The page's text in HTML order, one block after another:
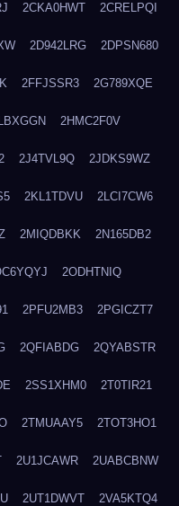
2CKA0HWT 2CRELPQI
2D942LRG 2DPSN680
2FFJSSR3 2G789XQE
2HMC2F0V
2J4TVL9Q 2JDKS9WZ
2KL1TDVU 2LCI7CW6
2MIQDBKK 2N165DB2
2ODHTNIQ
2PFU2MB3 2PGICZT7
2QFIABDG 2QYABSTR
2SS1XHM0 2T0TIR21
2TMUAAY5 2TOT3HO1
2U1JCAWR 2UABCBNW
2UT1DWVT 2VA5KTQ4